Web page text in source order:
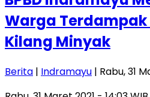
Warga
Kilang Minyak
Berita | Indramayu | Rabu, 31